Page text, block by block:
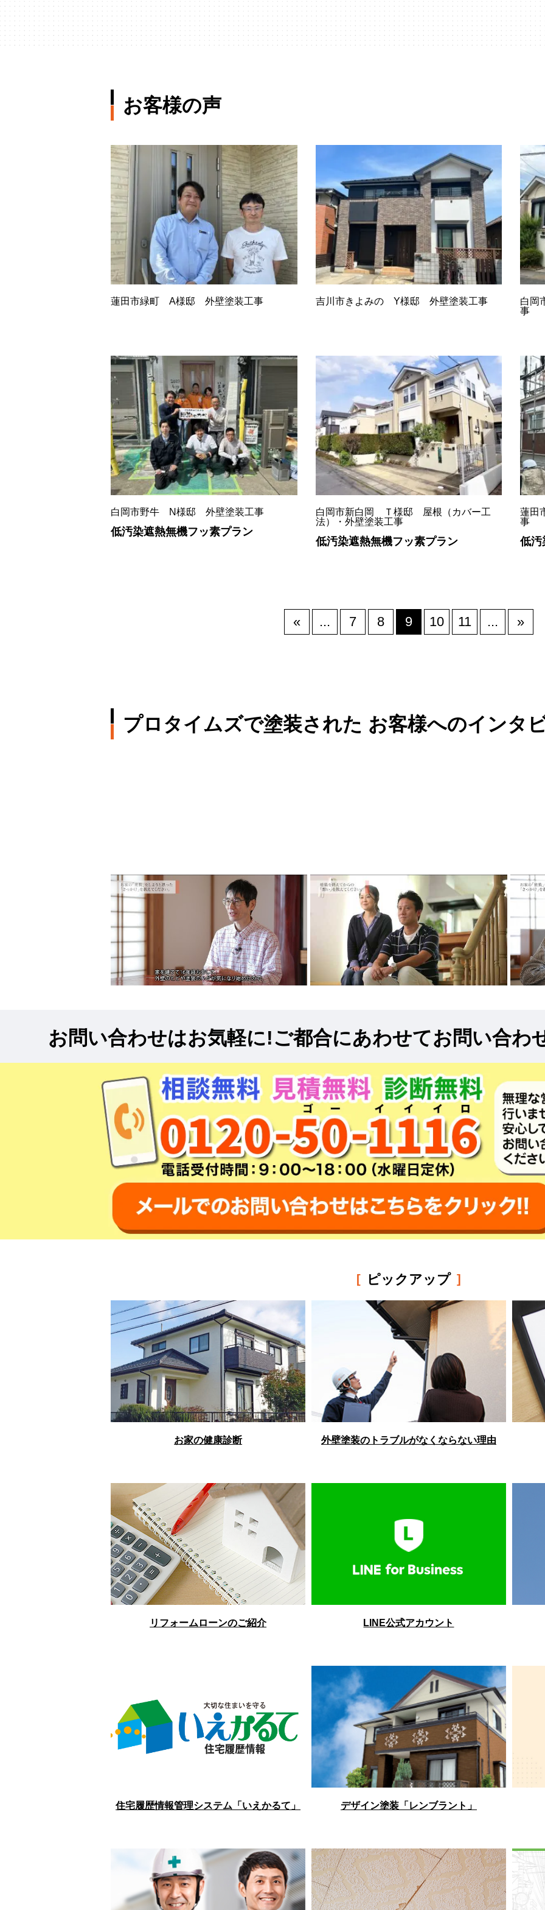
お客様の声
蓮田市緑町 A様邸 外壁塗装工事 吉川市きよみの Y様邸 外壁塗装工事
白岡
事
白岡市野牛 N様邸 外壁塗装工事
低汚染遮熱無機フッ素プラン
白岡市新白岡 Ｔ様邸 屋根（カバー工
法）・外壁塗装工事
低汚染遮熱無機フッ素プラン
蓮田
事
低汚
« ... 7 8 9 10 11 ... »
プロタイムズで塗装された お客様へのインタ
お問い合わせはお気軽に!ご都合にあわせてお問い合わ
[ ピックアップ ]
お家の健康診断 外壁塗装のトラブルがなくならない理由
リフォームローンのご紹介 LINE公式アカウント
住宅履歴情報管理システム「いえかるて」 デザイン塗装「レンブラント」